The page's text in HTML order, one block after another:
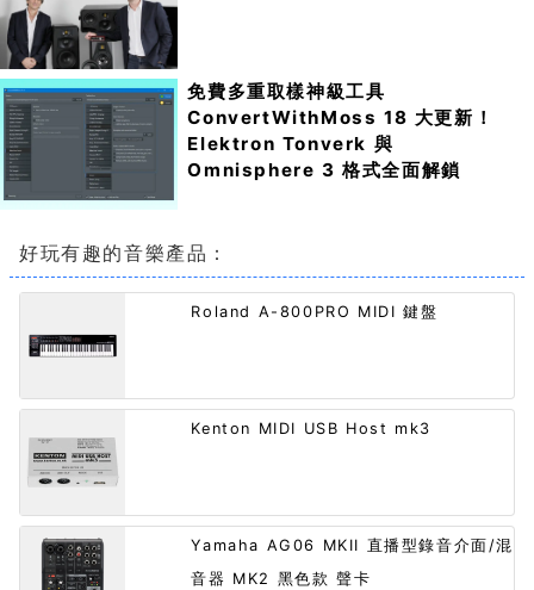
免費多重取樣神級工具
ConvertWithMoss 18 大更新！
Elektron Tonverk 與
Omnisphere 3 格式全面解鎖
好玩有趣的音樂產品：
Roland A-800PRO MIDI 鍵盤
Kenton MIDI USB Host mk3
Yamaha AG06 MKII 直播型錄音介面/混
音器 MK2 黑色款 聲卡